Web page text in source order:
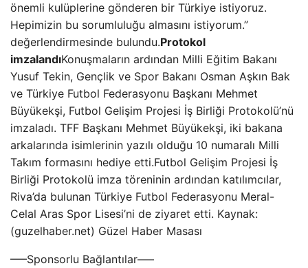
önemli kulüplerine gönderen bir Türkiye istiyoruz.
Hepimizin bu sorumluluğu almasını istiyorum.”
değerlendirmesinde bulundu.Protokol
imzalandıKonuşmaların ardından Milli Eğitim Bakanı
Yusuf Tekin, Gençlik ve Spor Bakanı Osman Aşkın Bak
ve Türkiye Futbol Federasyonu Başkanı Mehmet
Büyükekşi, Futbol Gelişim Projesi İş Birliği Protokolü’nü
imzaladı. TFF Başkanı Mehmet Büyükekşi, iki bakana
arkalarında isimlerinin yazılı olduğu 10 numaralı Milli
Takım formasını hediye etti.Futbol Gelişim Projesi İş
Birliği Protokolü imza töreninin ardından katılımcılar,
Riva’da bulunan Türkiye Futbol Federasyonu Meral-
Celal Aras Spor Lisesi’ni de ziyaret etti. Kaynak:
(guzelhaber.net) Güzel Haber Masası
—–Sponsorlu Bağlantılar—–